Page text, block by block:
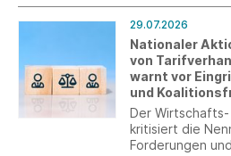
29.07.2026
Nationaler
von
warnt vor
und
Der
kritisiert die
Forderungen